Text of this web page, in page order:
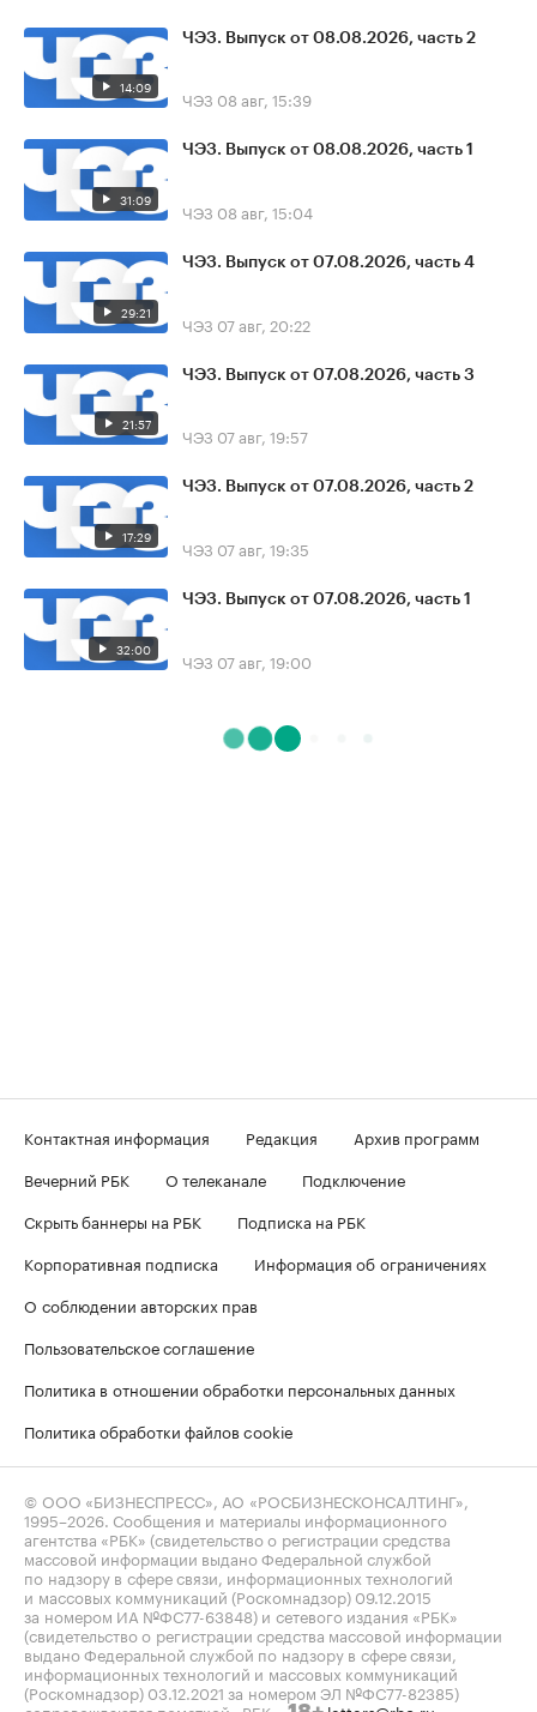
14:09
ЧЭЗ. Выпуск от 08.08.2026, часть 2
ЧЭЗ 08 авг, 15:39
31:09
ЧЭЗ. Выпуск от 08.08.2026, часть 1
ЧЭЗ 08 авг, 15:04
29:21
ЧЭЗ. Выпуск от 07.08.2026, часть 4
ЧЭЗ 07 авг, 20:22
21:57
ЧЭЗ. Выпуск от 07.08.2026, часть 3
ЧЭЗ 07 авг, 19:57
17:29
ЧЭЗ. Выпуск от 07.08.2026, часть 2
ЧЭЗ 07 авг, 19:35
32:00
ЧЭЗ. Выпуск от 07.08.2026, часть 1
ЧЭЗ 07 авг, 19:00
Контактная информация Редакция
Архив программ
Вечерний РБК
О телеканале
Подключение
Скрыть баннеры на РБК
Подписка на РБК
Корпоративная подписка
Информация об ограничениях
О соблюдении авторских прав
Пользовательское соглашение
Политика в отношении обработки персональных данных
Политика обработки файлов cookie
© ООО «БИЗНЕСПРЕСС», АО «РОСБИЗНЕСКОНСАЛТИНГ»,
1995–2026 . Сообщения и материалы информационного
агентства «РБК» (свидетельство о регистрации средства
массовой информации выдано Федеральной службой
по надзору в сфере связи, информационных технологий
и массовых коммуникаций (Роскомнадзор) 09.12.2015
за номером ИА №ФС77-63848) и сетевого издания «РБК»
(свидетельство о регистрации средства массовой информации
выдано Федеральной службой по надзору в сфере связи,
информационных технологий и массовых коммуникаций
(Роскомнадзор) 03.12.2021 за номером ЭЛ №ФС77-82385)